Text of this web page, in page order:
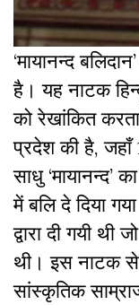
‘मायानन्द
है। यह नाटक
को रेखांकित
प्रदेश की है,
साधु ‘मायानन्द’
में बलि दे दिया
द्वारा दी गयी थी
थी। इस नाटक से
सांस्कृतिक